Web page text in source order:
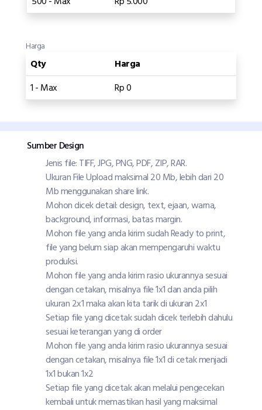
Harga
Qty
Harga
1 - Max
Rp 0
Sumber Design
Jenis file: TIFF, JPG, PNG, PDF, ZIP, RAR.
Ukuran File Upload maksimal 20 Mb, lebih dari 20
Mb menggunakan share link.
Mohon dicek detail: design, text, ejaan, warna,
background, informasi, batas margin.
Mohon file yang anda kirim sudah Ready to print,
file yang belum siap akan mempengaruhi waktu
produksi.
Mohon file yang anda kirim rasio ukurannya sesuai
dengan cetakan, misalnya file 1x1 dan anda pilih
ukuran 2x1 maka akan kita tarik di ukuran 2x1
Setiap file yang dicetak sudah dicek terlebih dahulu
sesuai keterangan yang di order
Mohon file yang anda kirim rasio ukurannya sesuai
dengan cetakan, misalnya file 1x1 di cetak menjadi
1x1 bukan 1x2
Setiap file yang dicetak akan melalui pengecekan
kembali untuk memastikan hasil yang maksimal